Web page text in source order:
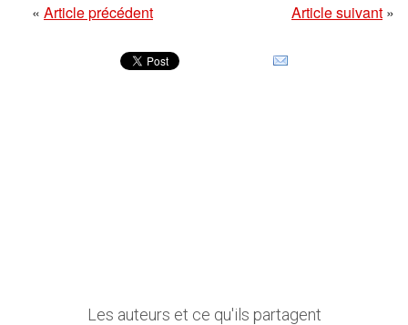
« Article précédent Article suivant »
Les auteurs et ce qu'ils partagent